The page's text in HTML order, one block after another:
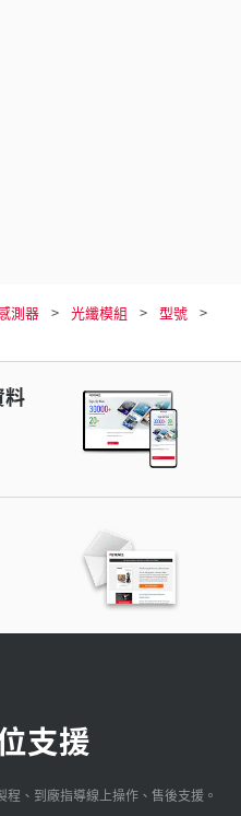
測器 光纖模組
型號
料
支援
程、到廠指導線上操作、售後支援。